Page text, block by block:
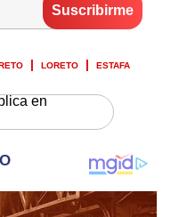
LORETO ESTAFA
en